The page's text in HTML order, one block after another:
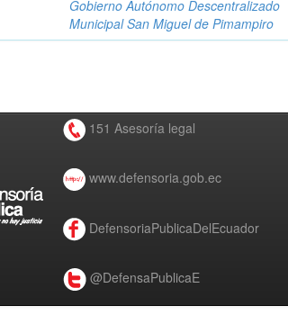
Gobierno Autónomo Descentralizado
Municipal San Miguel de Pimampiro
151 Asesoría legal
www.defensoria.gob.ec
DefensoriaPublicaDelEcuador
@DefensaPublicaE